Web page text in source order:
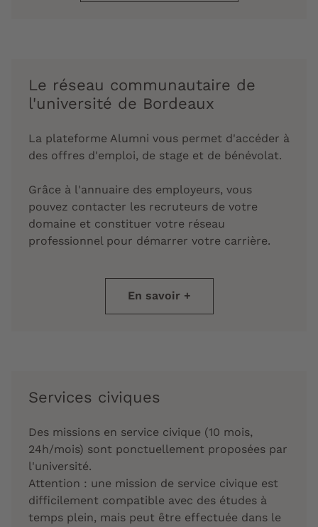
Le réseau communautaire de
l'université de Bordeaux
La plateforme Alumni vous permet d'accéder à
des offres d'emploi, de stage et de bénévolat.
Grâce à l'annuaire des employeurs, vous
pouvez contacter les recruteurs de votre
domaine et constituer votre réseau
professionnel pour démarrer votre carrière.
En savoir +
Services civiques
Des missions en service civique (10 mois,
24h/mois) sont ponctuellement proposées par
l'université.
Attention : une mission de service civique est
difficilement compatible avec des études à
temps plein, mais peut être effectuée dans le